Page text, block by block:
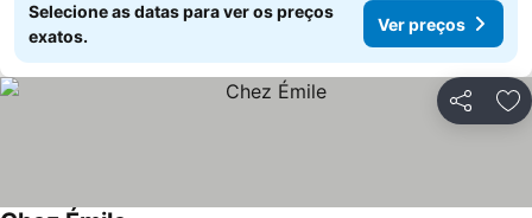
Selecione as datas para ver os preços
exatos.
Ver preços
Partilhar